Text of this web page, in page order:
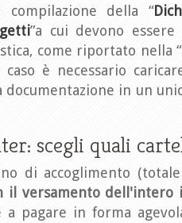
della “
”a cui devono
come riportato nella “
è necessario
documentazione in un
scegli quali
di accoglimento
il versamento dell'intero
a pagare in forma